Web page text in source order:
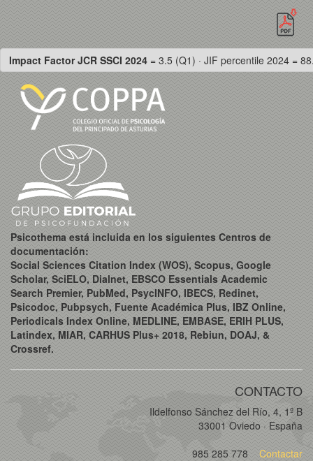
Impact Factor JCR SSCI 2024 = 3.5 (Q1) · JIF percentile 2024 =
Psicothema está incluida en los siguientes Centros de
documentación:
Social Sciences Citation Index (WOS), Scopus, Google
Scholar, SciELO, Dialnet, EBSCO Essentials Academic
Search Premier, PubMed, PsycINFO, IBECS, Redinet,
Psicodoc, Pubpsych, Fuente Académica Plus, IBZ Online,
Periodicals Index Online, MEDLINE, EMBASE, ERIH PLUS,
Latindex, MIAR, CARHUS Plus+ 2018, Rebiun, DOAJ, &
Crossref.
CONTACTO
Ildelfonso Sánchez del Río, 4, 1º B
33001 Oviedo · España
985 285 778
Contactar